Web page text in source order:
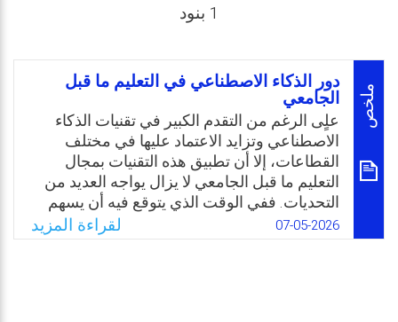
1 بنود
ملخص
دور الذكاء الاصطناعي في التعليم ما قبل
الجامعي
علٍى الرغم من التقدم الكبير في تقنيات الذكاء
الاصطناعي وتزايد الاعتماد عليها في مختلف
القطاعات، إلا أن تطبيق هذه التقنيات بمجال
التعليم ما قبل الجامعي لا يزال يواجه العديد من
التحديات. ففي الوقت الذي يتوقع فيه أن يسهم
الذكاء الاصطناعي في تحسين جودة التعليم
وتطوير أساليب التدريس والتعلم، تُطرح
07-05-2026 لقراءة المزيد